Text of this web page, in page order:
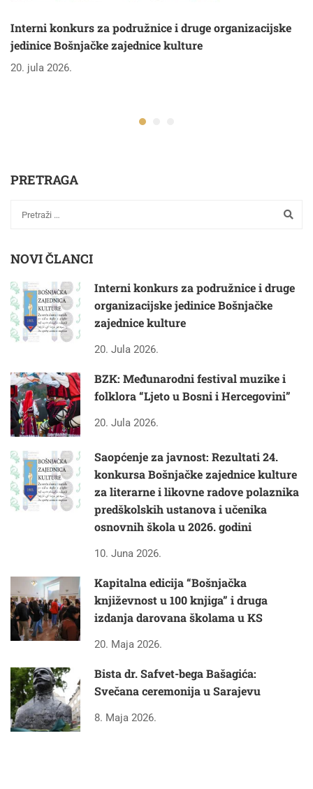
Interni konkurs za podružnice i druge organizacijske
jedinice Bošnjačke zajednice kulture
20. jula 2026.
PRETRAGA
NOVI ČLANCI
Interni konkurs za podružnice i druge
organizacijske jedinice Bošnjačke
zajednice kulture
20. Jula 2026.
BZK: Međunarodni festival muzike i
folklora “Ljeto u Bosni i Hercegovini”
20. Jula 2026.
Saopćenje za javnost: Rezultati 24.
konkursa Bošnjačke zajednice kulture
za literarne i likovne radove polaznika
predškolskih ustanova i učenika
osnovnih škola u 2026. godini
10. Juna 2026.
Kapitalna edicija “Bošnjačka
književnost u 100 knjiga” i druga
izdanja darovana školama u KS
20. Maja 2026.
Bista dr. Safvet-bega Bašagića:
Svečana ceremonija u Sarajevu
8. Maja 2026.